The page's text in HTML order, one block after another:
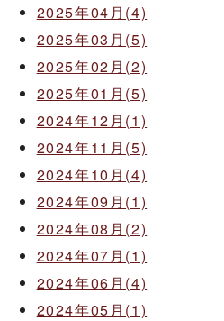
2025年04月(4)
2025年03月(5)
2025年02月(2)
2025年01月(5)
2024年12月(1)
2024年11月(5)
2024年10月(4)
2024年09月(1)
2024年08月(2)
2024年07月(1)
2024年06月(4)
2024年05月(1)